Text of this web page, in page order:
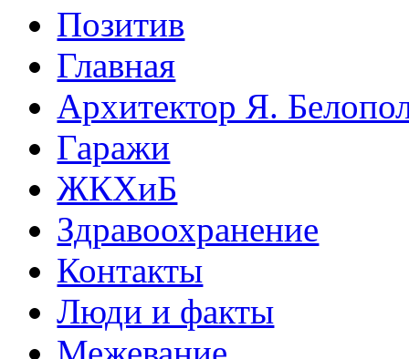
Позитив
Главная
Архитектор Я.
Гаражи
ЖКХиБ
Здравоохранение
Контакты
Люди и факты